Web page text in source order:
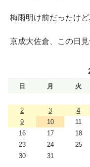
梅雨明け前だったけ
京成大佐倉、この日
日 月 火
2
3 4
9
10 11
16
17 18
23
24 25
30
31